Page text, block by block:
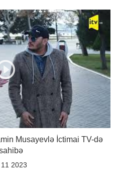
Musayevlə İctimai TV-də
2023